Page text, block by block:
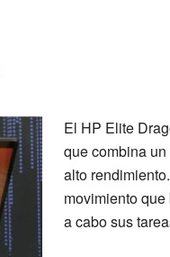
El HP Elite
que combina
alto
movimiento
a cabo sus